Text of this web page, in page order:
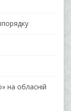
на обласній